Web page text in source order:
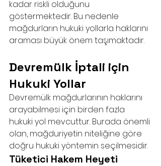
kadar riskli olduğunu
göstermektedir. Bu nedenle
mağdurların hukuki yollarla haklarını
araması büyük önem taşımaktadır.
Devremülk İptali için
Hukuki Yollar
Devremülk mağdurlarının haklarını
arayabilmesi için birden fazla
hukuki yol mevcuttur. Burada önemli
olan, mağduriyetin niteliğine göre
doğru hukuki yöntemin seçilmesidir.
Tüketici Hakem Heyeti